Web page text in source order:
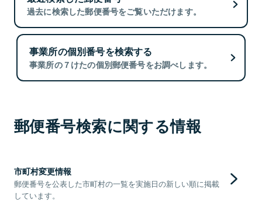
過去に検索した郵便番号をご覧いただけます。
事業所の個別番号を検索する
事業所の７けたの個別郵便番号をお調べします。
郵便番号検索に関する情報
市町村変更情報
郵便番号を公表した市町村の一覧を実施日の新しい順に掲載
しています。